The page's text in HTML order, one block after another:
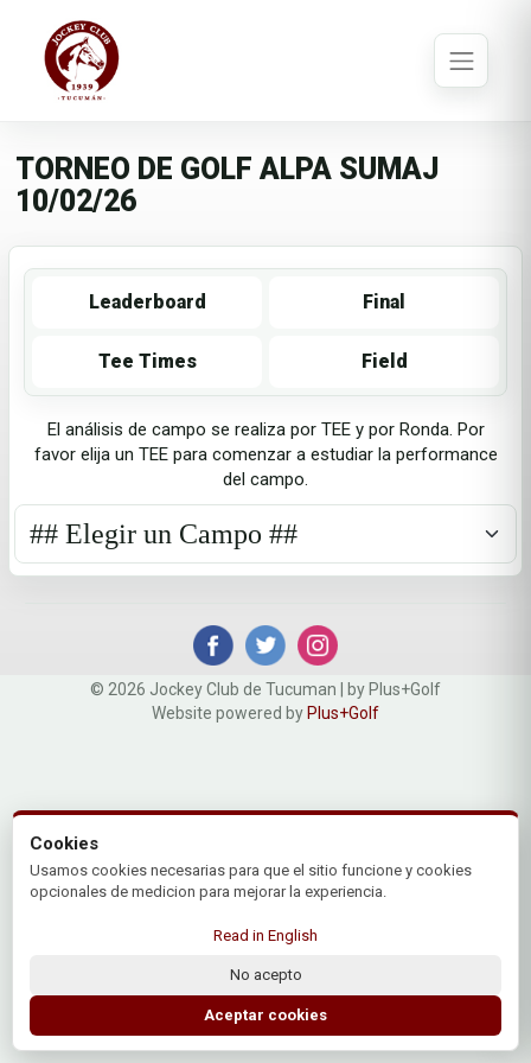
TORNEO DE GOLF ALPA SUMAJ
10/02/26
Leaderboard Final
Tee Times Field
El análisis de campo se realiza por TEE y por Ronda. Por
favor elija un TEE para comenzar a estudiar la performance
del campo.
© 2026 Jockey Club de Tucuman | by Plus+Golf
Website powered by Plus+Golf
Cookies
Usamos cookies necesarias para que el sitio funcione y cookies
opcionales de medicion para mejorar la experiencia.
Read in English
No acepto
Aceptar cookies